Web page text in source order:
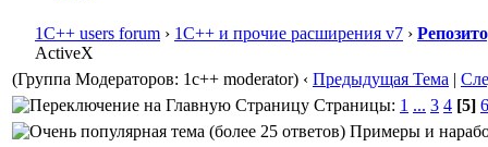
1С++ users forum › 1С++ и прочие расширения v7 ›
ActiveX
(Группа Модераторов: 1c++ moderator) ‹ Предыдущая Тема |
Страницы: 1 ... 3 4 [5] 6
Примеры и